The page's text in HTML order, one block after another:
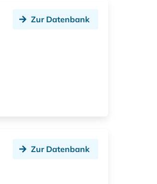
Zur Datenbank
Zur Datenbank